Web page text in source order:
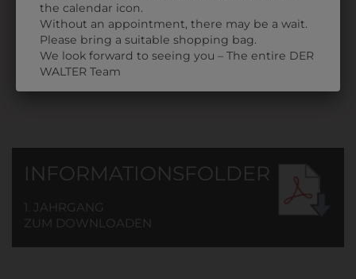
€ 15,90
€ 2,90
INFORMATIONSFOLDER
1. JAHRGANG
ZUM DOWNLOADEN
the calendar icon.
Without an appointment, there may be a wait.
Please bring a suitable shopping bag.
We look forward to seeing you – The entire DER
WALTER Team